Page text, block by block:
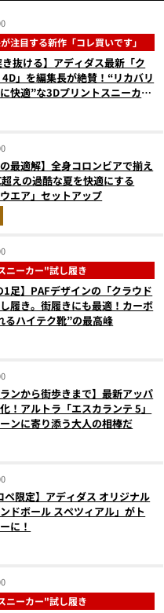
注目する新作「コレ買いです」
き抜ける】アディダス最新「ク
」を編集長が絶賛！“リカバリ
快適”な3Dプリントスニーカー
』Vol.173
の最適解】全身コロンビアで揃え
えの過酷な夏を快適にする
ウエア」セットアップ
ニーカー"試し履き
1足】PAFデザインの「クラウド
履き。街履きにも最適！カーボ
るハイテク靴”の最高峰
ランから街歩きまで】最新アッパ
！アルトラ「エスカランテ 5」
ンに寄り添う大人の相棒だ
ペ限定】アディダス オリジナル
ドボール スペツィアル」がト
に！
ニーカー"試し履き